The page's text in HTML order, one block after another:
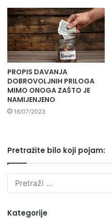
PROPIS DAVANJA
DOBROVOLJNIH PRILOGA
MIMO ONOGA ZAŠTO JE
NAMIJENJENO
16/07/2023
Pretražite bilo koji pojam:
Kategorije